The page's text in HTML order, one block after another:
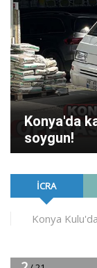
Konya'da
soygun!